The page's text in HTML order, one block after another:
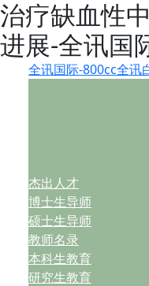
治疗缺血性
进展-全讯国
全讯国际-800cc全讯
杰出人才
博士生导师
硕士生导师
教师名录
本科生教育
研究生教育